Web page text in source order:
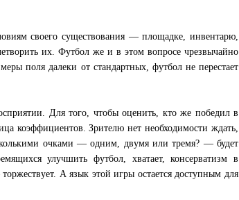
своего существования — площадке, инвентарю,
их. Футбол же и в этом вопросе чрезвычайно
поля далеки от стандартных, футбол не перестает
Для того, чтобы оценить, кто же победил в
коэффициентов. Зрителю нет необходимости ждать,
очками — одним, двумя или тремя? — будет
улучшить футбол, хватает, консерватизм в
А язык этой игры остается доступным для